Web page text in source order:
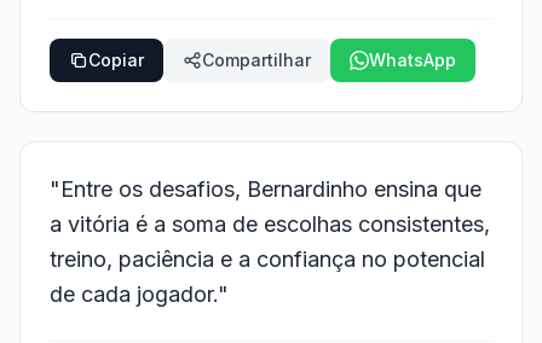
Copiar Compartilhar WhatsApp
"Entre os desafios, Bernardinho ensina que
a vitória é a soma de escolhas consistentes,
treino, paciência e a confiança no potencial
de cada jogador."